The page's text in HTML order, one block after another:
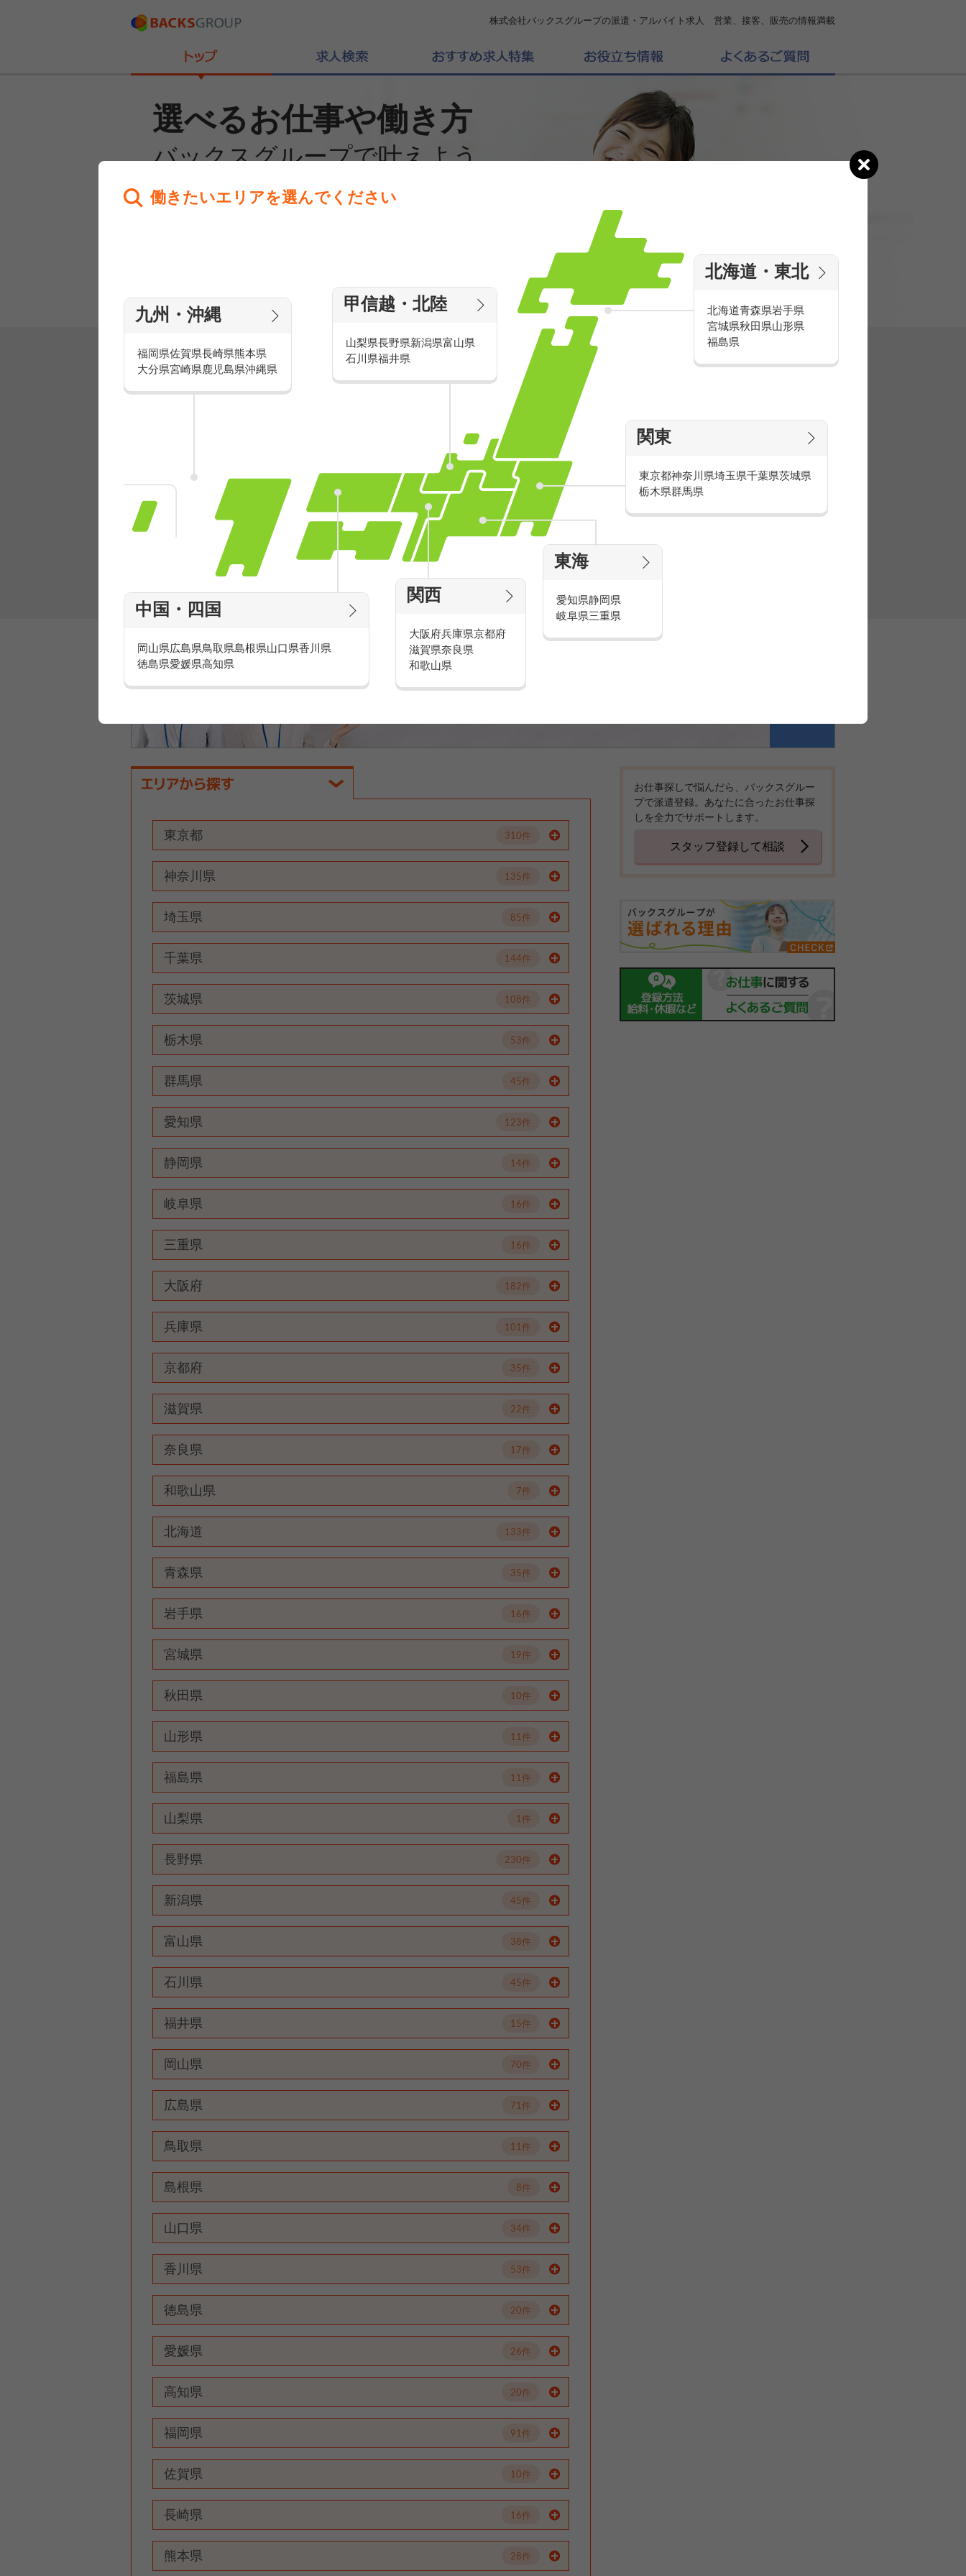
株式会社バックスグループの派遣・アルバイト求人 営業、接客、販売の情報満載
選べるお仕事や働き方
バックスグループで叶えよう
働きたいエリアを選んでください
エリアの
働きたいエリアを選んでください
北海道・東北
北海道青森県岩手県
宮城県秋田県山形県
福島県
関東
東京都神奈川県埼玉県千葉県茨城県
栃木県群馬県
東海
愛知県静岡県
岐阜県三重県
関西
大阪府兵庫県京都府
滋賀県奈良県
和歌山県
中国・四国
岡山県広島県鳥取県島根県山口県香川県
徳島県愛媛県高知県
九州・沖縄
福岡県佐賀県長崎県熊本県
大分県宮崎県鹿児島県沖縄県
甲信越・北陸
山梨県長野県新潟県富山県
石川県福井県
派遣・アルバイトのおすすめ求人特集
有名ブランドで楽しく働こう
人気を誇るブランドで 販売&店舗運営スタッ
フ積極採用中！
家電量販店の派遣・バイト求人
家電量販店で働くメリットをご紹介！
官庁・官公庁のお仕事とは
東京都 310件
神奈川県 135件
埼玉県 85件
千葉県 144件
茨城県 108件
栃木県 53件
群馬県 45件
愛知県 123件
静岡県 14件
岐阜県 16件
三重県 16件
大阪府 182件
兵庫県 101件
京都府 35件
滋賀県 22件
奈良県 17件
和歌山県 7件
北海道 133件
青森県 35件
岩手県 16件
宮城県 19件
秋田県 10件
山形県 11件
福島県 11件
山梨県 1件
長野県 230件
新潟県 45件
富山県 38件
石川県 45件
福井県 15件
岡山県 70件
広島県 71件
鳥取県 11件
島根県 8件
山口県 34件
香川県 53件
徳島県 20件
愛媛県 26件
高知県 20件
福岡県 91件
佐賀県 10件
長崎県 16件
熊本県 28件
お仕事探しで悩んだら、バックスグルー
プで派遣登録。あなたに合ったお仕事探
しを全力でサポートします。
スタッフ登録して相談